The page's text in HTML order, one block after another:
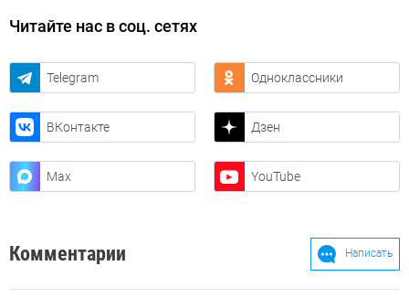
Читайте нас в соц. сетях
Telegram Одноклассники
ВКонтакте Дзен
Max YouTube
Комментарии Написать